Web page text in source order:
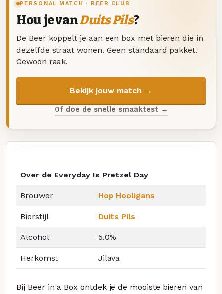
PERSONAL MATCH · BEER CLUB
Hou je vanDuits Pils?
De Beer koppelt je aan een box met bieren die in
dezelfde straat wonen. Geen standaard pakket.
Gewoon raak.
Bekijk jouw match →
Of doe de snelle smaaktest →
Over de Everyday Is Pretzel Day
Brouwer Hop Hooligans
Bierstijl Duits Pils
Alcohol 5.0%
Herkomst Jilava
Bij Beer in a Box ontdek je de mooiste bieren van